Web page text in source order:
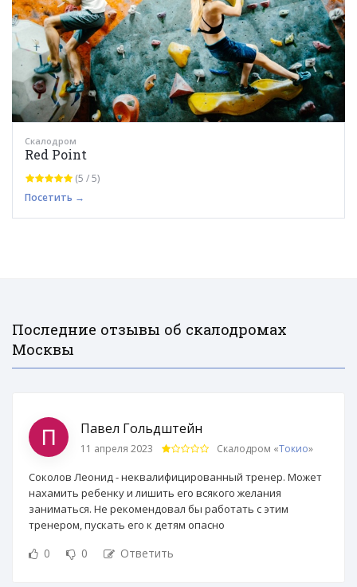
Скалодром
Red Point
(5 / 5)
Посетить →
Последние отзывы об скалодромах
Москвы
Павел Гольдштейн
11 апреля 2023 Скалодром «Токио»
Соколов Леонид - неквалифицированный тренер. Может
нахамить ребенку и лишить его всякого желания
заниматься. Не рекомендовал бы работать с этим
тренером, пускать его к детям опасно
0 0 Ответить